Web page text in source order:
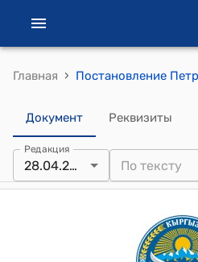
Главная ›
Документ Реквизиты
Редакция
28.04.2023